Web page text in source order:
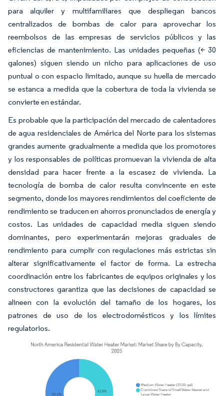
para alquiler y multifamiliares que despliegan bancos
centralizados de bombas de calor para aprovechar los
reembolsos de las empresas de servicios públicos y las
eficiencias de mantenimiento. Las unidades pequeñas (< 30
galones) siguen siendo un nicho para aplicaciones de uso
puntual o con espacio limitado, aunque su huella de mercado
se estanca a medida que la cobertura de toda la vivienda se
convierte en estándar.
Es probable que la participación del mercado de calentadores
de agua residenciales de América del Norte para los sistemas
grandes aumente gradualmente a medida que los promotores
y los responsables de políticas promuevan la vivienda de alta
densidad para hacer frente a la escasez de vivienda. La
tecnología de bomba de calor resulta convincente en este
segmento, donde los mayores rendimientos del coeficiente de
rendimiento se traducen en ahorros pronunciados de energía y
costos. Las unidades de capacidad media siguen siendo
dominantes, pero experimentarán mejoras graduales de
rendimiento para cumplir con regulaciones más estrictas sin
alterar significativamente el factor de forma. La estrecha
coordinación entre los fabricantes de equipos originales y los
constructores garantiza que las decisiones de capacidad se
alineen con la evolución del tamaño de los hogares, los
patrones de uso de los electrodomésticos y los límites
regulatorios.